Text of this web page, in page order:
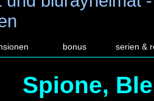
bonus serien &
Spione,